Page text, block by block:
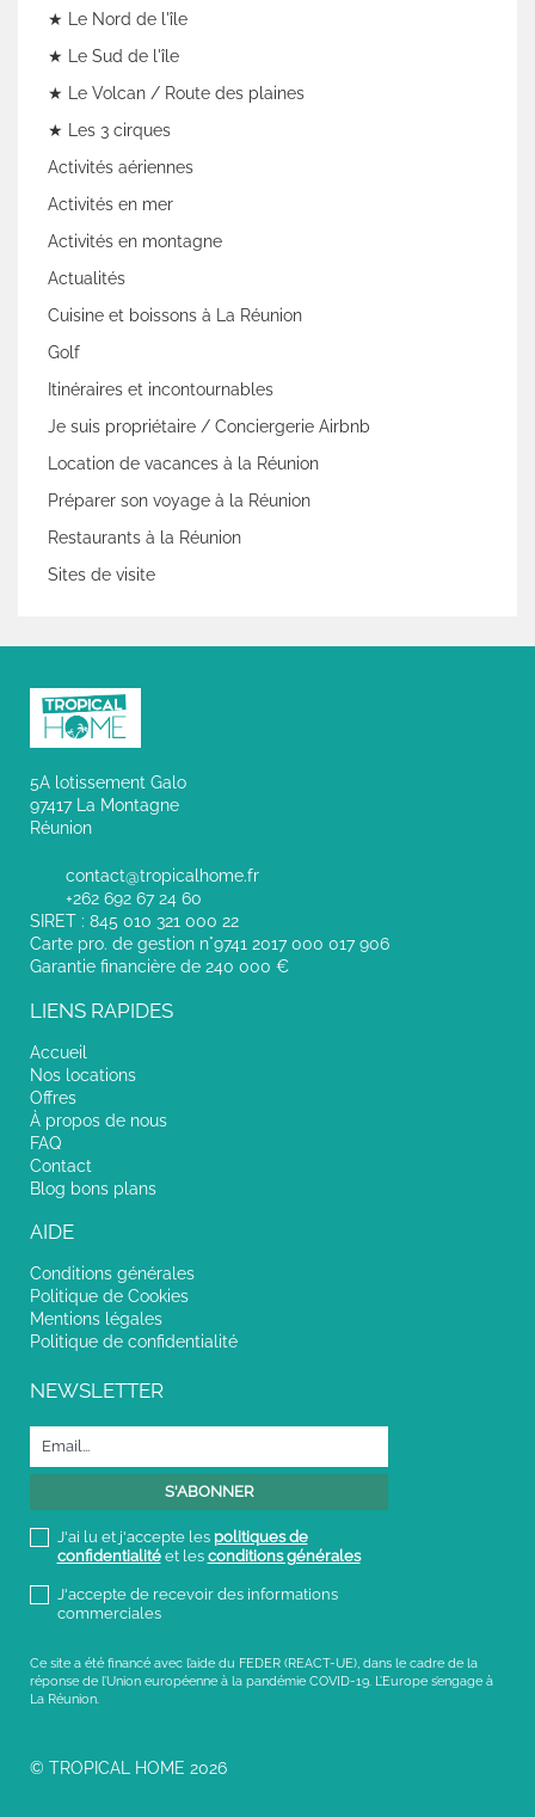
★ Le Nord de l'île
★ Le Sud de l'île
★ Le Volcan / Route des plaines
★ Les 3 cirques
Activités aériennes
Activités en mer
Activités en montagne
Actualités
Cuisine et boissons à La Réunion
Golf
Itinéraires et incontournables
Je suis propriétaire / Conciergerie Airbnb
Location de vacances à la Réunion
Préparer son voyage à la Réunion
Restaurants à la Réunion
Sites de visite
5A lotissement Galo
97417 La Montagne
Réunion
contact@tropicalhome.fr
+262 692 67 24 60
SIRET : 845 010 321 000 22
Carte pro. de gestion n°9741 2017 000 017 906
Garantie financière de 240 000 €
LIENS RAPIDES
Accueil
Nos locations
Offres
À propos de nous
FAQ
Contact
Blog bons plans
AIDE
Conditions générales
Politique de Cookies
Mentions légales
Politique de confidentialité
NEWSLETTER
J'ai lu et j'accepte les politiques de
confidentialitéet les conditions générales
J'accepte de recevoir des informations
commerciales
Ce site a été financé avec l’aide du FEDER (REACT-UE), dans le cadre de la
réponse de l’Union européenne à la pandémie COVID-19. L’Europe s’engage à
La Réunion.
© TROPICAL HOME 2026